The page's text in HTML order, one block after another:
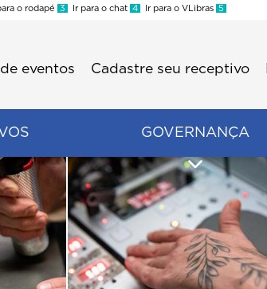
o rodapé 3 Ir para o chat 4 Ir para o VLibras 5
eventos Cadastre seu receptivo
GOVERNANÇA